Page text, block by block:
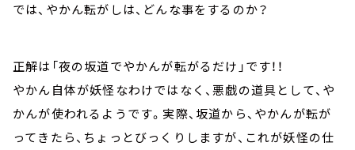
では、やかん転がしは、どんな事をするのか？
正解は「夜の坂道でやかんが転がるだけ」です！！
やかん自体が妖怪なわけではなく、悪戯の道具として、や
かんが使われるようです。実際、坂道から、やかんが転が
ってきたら、ちょっとびっくりしますが、これが妖怪の仕